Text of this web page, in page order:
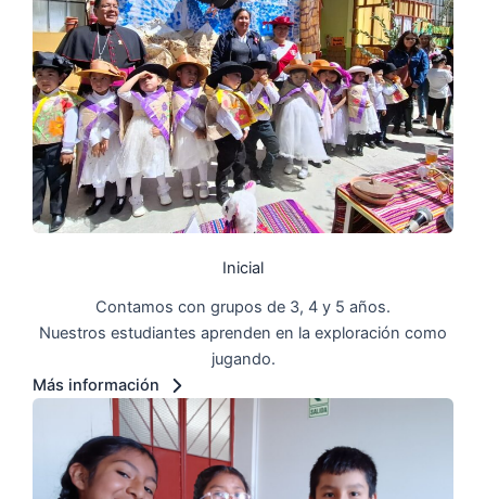
Inicial
Contamos con grupos de 3, 4 y 5 años.
Nuestros estudiantes aprenden en la exploración como
jugando.
Más información